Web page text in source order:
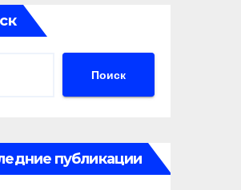
Поиск
публикации